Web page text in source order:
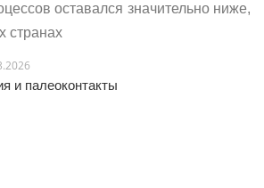
оставался значительно ниже,
странах
и палеоконтакты